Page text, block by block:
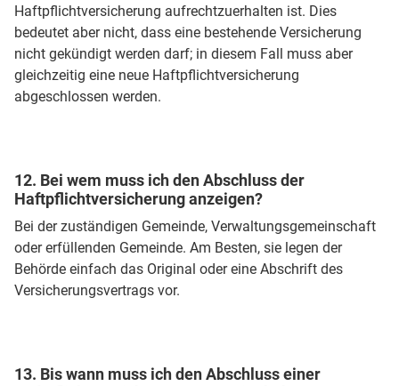
Haftpflichtversicherung aufrechtzuerhalten ist. Dies
bedeutet aber nicht, dass eine bestehende Versicherung
nicht gekündigt werden darf; in diesem Fall muss aber
gleichzeitig eine neue Haftpflichtversicherung
abgeschlossen werden.
12. Bei wem muss ich den Abschluss der
Haftpflichtversicherung anzeigen?
Bei der zuständigen Gemeinde, Verwaltungsgemeinschaft
oder erfüllenden Gemeinde. Am Besten, sie legen der
Behörde einfach das Original oder eine Abschrift des
Versicherungsvertrags vor.
13. Bis wann muss ich den Abschluss einer